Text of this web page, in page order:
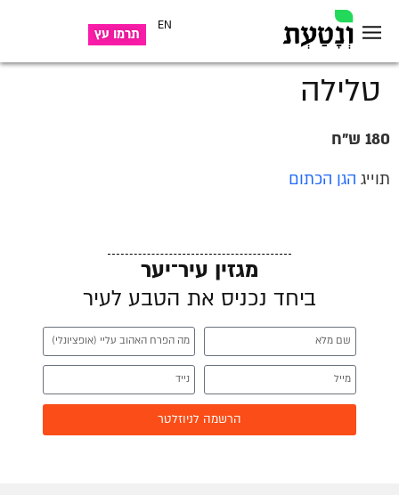
תרמו עץ
EN
טלילה
180 ש"ח
תוייג הגן הכתום
מגזין עיר־יער
ביחד נכניס את הטבע לעיר
הרשמה לניוזלטר